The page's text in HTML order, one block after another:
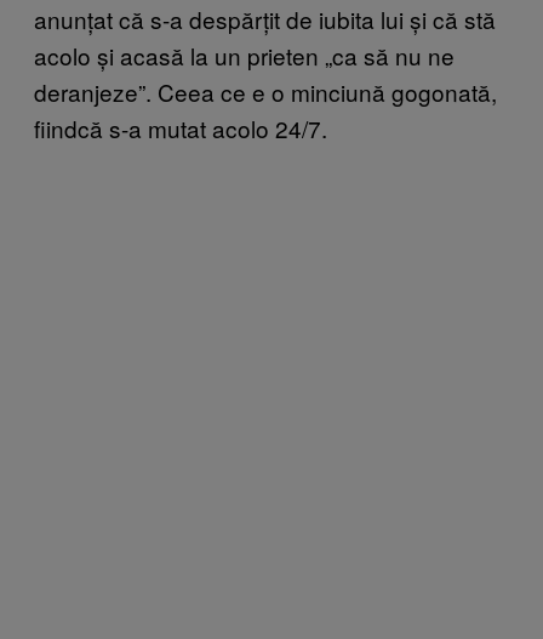
anunțat că s-a despărțit de iubita lui și că stă
acolo și acasă la un prieten „ca să nu ne
deranjeze”. Ceea ce e o minciună gogonată,
fiindcă s-a mutat acolo 24/7.